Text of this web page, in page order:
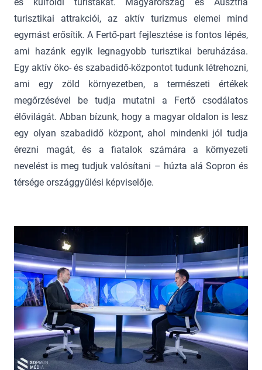
turisztikai attrakciói, az aktív turizmus elemei mind
egymást erősítik. A Fertő-part fejlesztése is fontos lépés,
ami hazánk egyik legnagyobb turisztikai beruházása.
Egy aktív öko- és szabadidő-központot tudunk létrehozni,
ami egy zöld környezetben, a természeti értékek
megőrzésével be tudja mutatni a Fertő csodálatos
élővilágát. Abban bízunk, hogy a magyar oldalon is lesz
egy olyan szabadidő központ, ahol mindenki jól tudja
érezni magát, és a fiatalok számára a környezeti
nevelést is meg tudjuk valósítani – húzta alá Sopron és
térsége országgyűlési képviselője.